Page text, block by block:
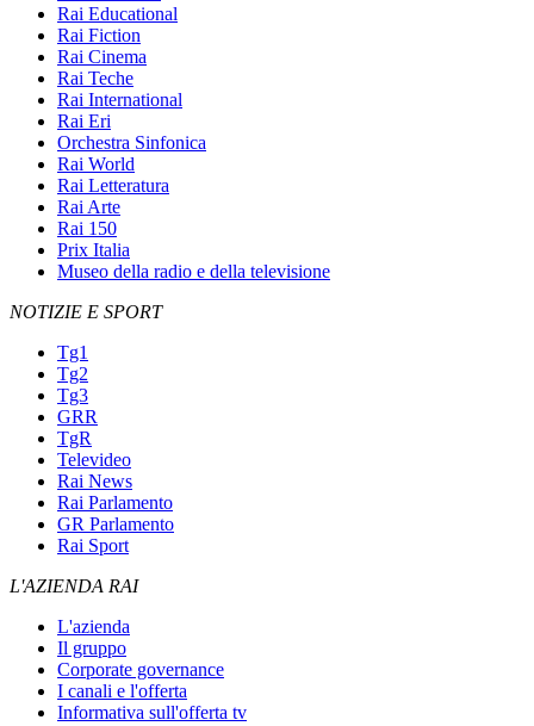
Rai Educational
Rai Fiction
Rai Cinema
Rai Teche
Rai International
Rai Eri
Orchestra Sinfonica
Rai World
Rai Letteratura
Rai Arte
Rai 150
Prix Italia
Museo della radio e della televisione
NOTIZIE E SPORT
Tg1
Tg2
Tg3
GRR
TgR
Televideo
Rai News
Rai Parlamento
GR Parlamento
Rai Sport
L'AZIENDA RAI
L'azienda
Il gruppo
Corporate governance
I canali e l'offerta
Informativa sull'offerta tv